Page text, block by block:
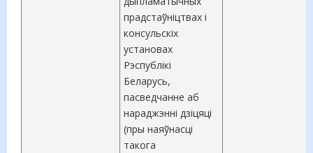
прадстаўніцтвах і
консульскіх
установах
Рэспублікі
Беларусь,
пасведчанне аб
нараджэнні дзіцяці
(пры наяўнасці
такога